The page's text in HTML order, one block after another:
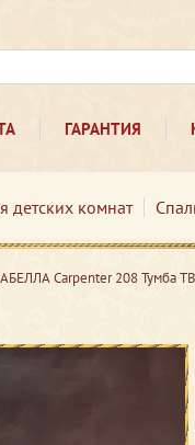
ГАРАНТИЯ
детских комнат
Сarpenter 208 Тумба